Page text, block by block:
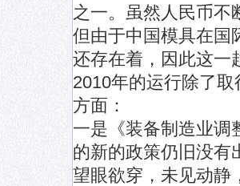
之一。虽然人民币不
但由于中国模具在国
还存在着，因此这一
2010年的运行除了
方面：
一是《装备制造业调
的新的政策仍旧没有
望眼欲穿，未见动静